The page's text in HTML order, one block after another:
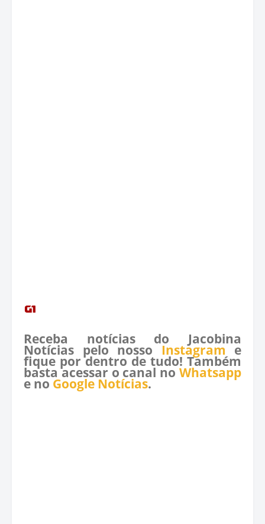
Receba notícias do Jacobina
Notícias pelo nosso Instagram e
fique por dentro de tudo! Também
basta acessar o canal no Whatsapp
e no Google Notícias.